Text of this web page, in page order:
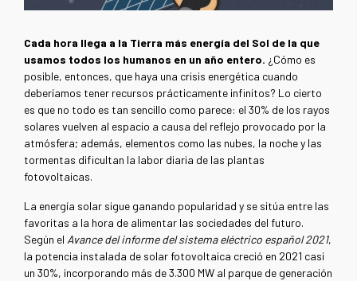
Cada hora llega a la Tierra más energía del Sol de la que
usamos todos los humanos en un año entero. ¿Cómo es
posible, entonces, que haya una crisis energética cuando
deberíamos tener recursos prácticamente infinitos? Lo cierto
es que no todo es tan sencillo como parece: el 30% de los rayos
solares vuelven al espacio a causa del reflejo provocado por la
atmósfera; además, elementos como las nubes, la noche y las
tormentas dificultan la labor diaria de las plantas
fotovoltaicas.
La energía solar sigue ganando popularidad y se sitúa entre las
favoritas a la hora de alimentar las sociedades del futuro.
Según el Avance del informe del sistema eléctrico español 2021,
la potencia instalada de solar fotovoltaica creció en 2021 casi
un 30%, incorporando más de 3.300 MW al parque de generación